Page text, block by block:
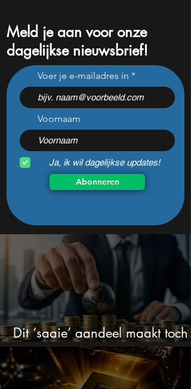
Beleggers dumpen dit
chipaandeel maar Wall
Street ziet een zeldzame
koopkans
Meld je aan voor onze
dagelijkse nieuwsbrief!
Voer je e-mailadres in
Voornaam
Ja, ik wil dagelijkse updates!
Abonneren
Dit ‘saaie’ aandeel maakt toch
bizar veel winst